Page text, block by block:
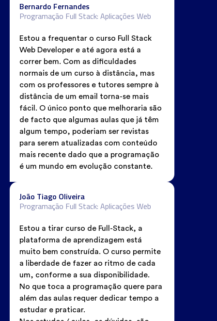
Bernardo Fernandes
Programação Full Stack: Aplicações Web
Estou a frequentar o curso Full Stack
Web Developer e até agora está a
correr bem. Com as dificuldades
normais de um curso à distância, mas
com os professores e tutores sempre à
distância de um email torna-se mais
fácil. O único ponto que melhoraria são
de facto que algumas aulas que já têm
algum tempo, poderiam ser revistas
para serem atualizadas com conteúdo
mais recente dado que a programação
é um mundo em evolução constante.
João Tiago Oliveira
Programação Full Stack: Aplicações Web
Estou a tirar curso de Full-Stack, a
plataforma de aprendizagem está
muito bem construída. O curso permite
a liberdade de fazer ao ritmo de cada
um, conforme a sua disponibilidade.
No que toca a programação quere para
além das aulas requer dedicar tempo a
estudar e praticar.